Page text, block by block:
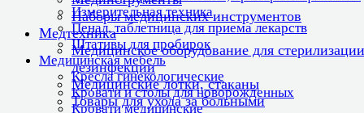
Измерительная техника
Пенал, таблетница для приема лекарств
Штативы для пробирок
Медицинская мебель
Кресла гинекологические
Кровати и столы для новорожденных
Кровати медицинские
Наборы медицинских инструментов
Медтехника
Медицинское оборудование для
дезинфекции
Медицинские лотки, стаканы
Товары для ухода за больными